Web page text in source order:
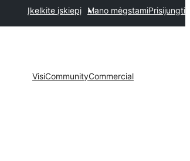
Įkelkite įskiepį Mano mėgstamiPrisijungti
VisiCommunityCommercial